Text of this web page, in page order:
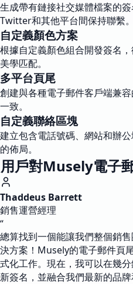
生成帶有鏈接社交媒體檔案的
Twitter和其他平台間保持聯繫。
自定義顏色方案
根據自定義顏色組合開發簽名
美學匹配。
多平台頁尾
創建與各種電子郵件客戶端兼
一致。
自定義聯絡區塊
建立包含電話號碼、網站和辦
的佈局。
用戶對Musely電子
Thaddeus Barrett
銷售運營經理
“
總算找到一個能讓我們整個銷
決方案！Musely的電子郵件頁
式化工作。現在，我可以在幾
新簽名，並融合我們最新的品牌